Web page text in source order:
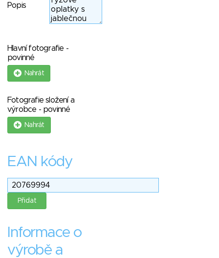
Popis
Hlavní fotografie -
povinné
Nahrát
Fotografie složení a
výrobce - povinné
Nahrát
EAN kódy
Informace o
výrobě a